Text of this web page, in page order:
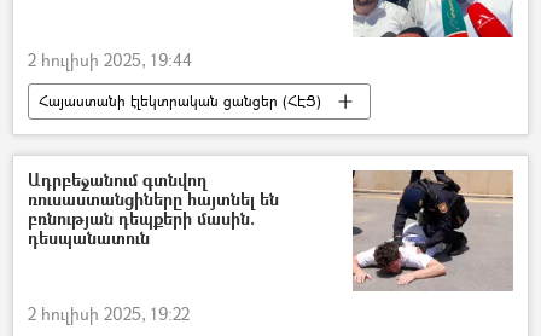
2 հուլիսի 2025, 19:44
Հայաստանի էլեկտրական ցանցեր (ՀԷՑ)
Նարեկ Կարապետյան
Սամվել Կարապետյան
էլեկտրաէներգիա
Սակագին
Նիկոլ Փաշինյան
Ադրբեջանում գտնվող
ռուսաստանցիները հայտնել են
բռնության դեպքերի մասին.
դեսպանատուն
2 հուլիսի 2025, 19:22